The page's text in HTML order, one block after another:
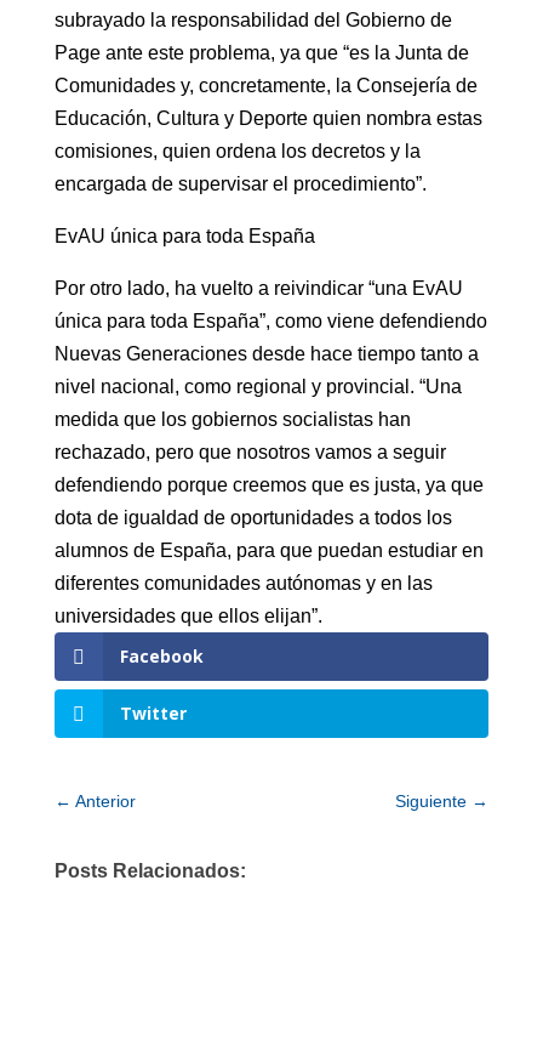
subrayado la responsabilidad del Gobierno de
Page ante este problema, ya que “es la Junta de
Comunidades y, concretamente, la Consejería de
Educación, Cultura y Deporte quien nombra estas
comisiones, quien ordena los decretos y la
encargada de supervisar el procedimiento”.
EvAU única para toda España
Por otro lado, ha vuelto a reivindicar “una EvAU
única para toda España”, como viene defendiendo
Nuevas Generaciones desde hace tiempo tanto a
nivel nacional, como regional y provincial. “Una
medida que los gobiernos socialistas han
rechazado, pero que nosotros vamos a seguir
defendiendo porque creemos que es justa, ya que
dota de igualdad de oportunidades a todos los
alumnos de España, para que puedan estudiar en
diferentes comunidades autónomas y en las
universidades que ellos elijan”.
Facebook
Twitter
← Anterior Siguiente →
Posts Relacionados: